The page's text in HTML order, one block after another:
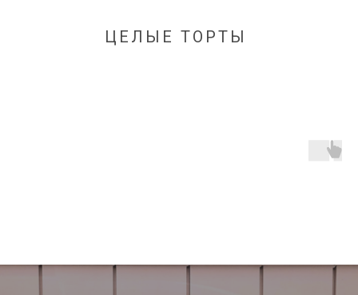
ЦЕЛЫЕ ТОРТЫ